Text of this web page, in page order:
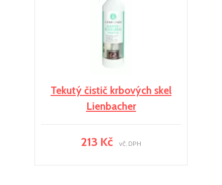
Tekutý čistič krbových skel
Lienbacher
213 Kč vč. DPH